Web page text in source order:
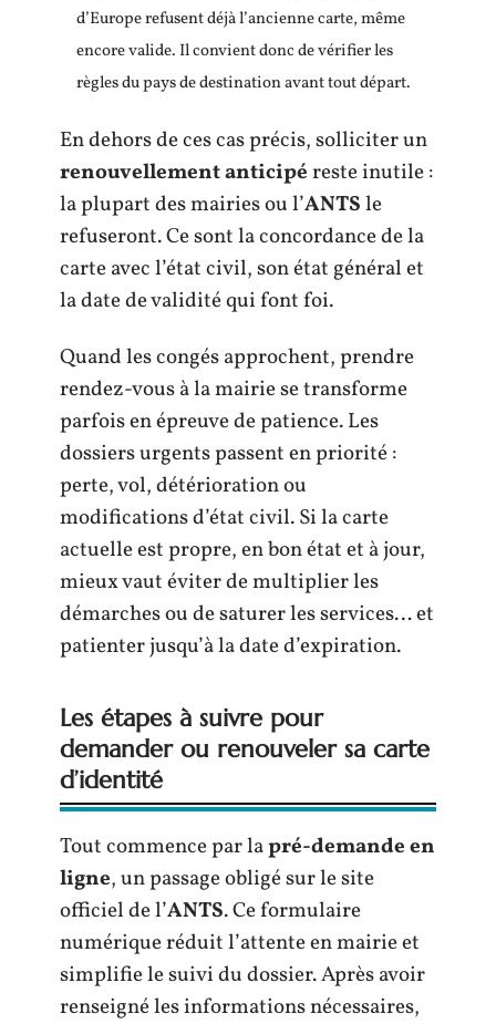
d’Europe refusent déjà l’ancienne carte, même
encore valide. Il convient donc de vérifier les
règles du pays de destination avant tout départ.
En dehors de ces cas précis, solliciter un
renouvellement anticipéreste inutile :
la plupart des mairies ou l’ANTSle
refuseront. Ce sont la concordance de la
carte avec l’état civil, son état général et
la date de validité qui font foi.
Quand les congés approchent, prendre
rendez-vous à la mairie se transforme
parfois en épreuve de patience. Les
dossiers urgents passent en priorité :
perte, vol, détérioration ou
modifications d’état civil. Si la carte
actuelle est propre, en bon état et à jour,
mieux vaut éviter de multiplier les
démarches ou de saturer les services… et
patienter jusqu’à la date d’expiration.
Les étapes à suivre pour
demander ou renouveler sa carte
d’identité
Tout commence par lapré-demande en
ligne, un passage obligé sur le site
officiel de l’ANTS. Ce formulaire
numérique réduit l’attente en mairie et
simplifie le suivi du dossier. Après avoir
renseigné les informations nécessaires,